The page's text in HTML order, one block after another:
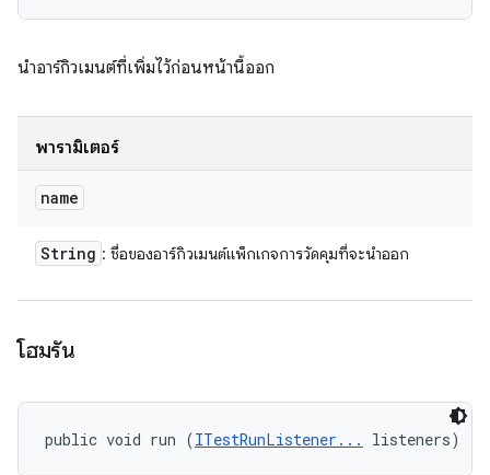
นำอาร์กิวเมนต์ที่เพิ่มไว้ก่อนหน้านี้ออก
พารามิเตอร์
name
String : ชื่อของอาร์กิวเมนต์แพ็กเกจการวัดคุมที่จะนำออก
โฮมรัน
public void run (ITestRunListener... listeners)